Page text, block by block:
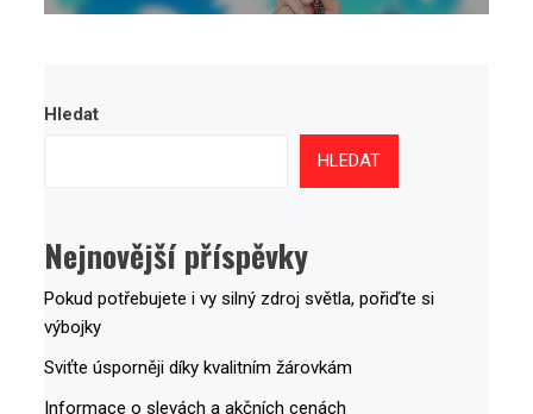
Hledat
HLEDAT
Nejnovější příspěvky
Pokud potřebujete i vy silný zdroj světla, pořiďte si
výbojky
Sviťte úsporněji díky kvalitním žárovkám
Informace o slevách a akčních cenách